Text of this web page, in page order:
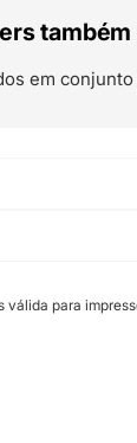
em
válida para